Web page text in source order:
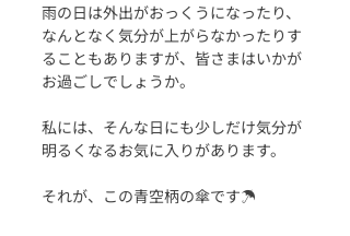
雨の日は外出がおっくうになったり、
なんとなく気分が上がらなかったりす
ることもありますが、皆さまはいかが
お過ごしでしょうか。
私には、そんな日にも少しだけ気分が
明るくなるお気に入りがあります。
それが、この青空柄の傘です☂️